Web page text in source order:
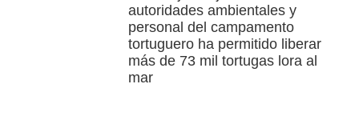
autoridades ambientales y
personal del campamento
tortuguero ha permitido liberar
más de 73 mil tortugas lora al
mar